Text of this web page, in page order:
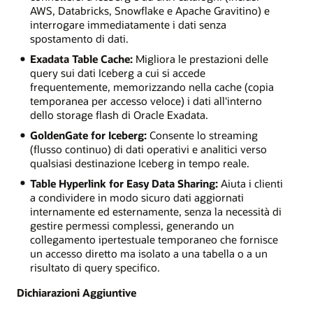
AWS, Databricks, Snowflake e Apache Gravitino) e
interrogare immediatamente i dati senza
spostamento di dati.
Exadata Table Cache:Migliora le prestazioni delle
query sui dati Iceberg a cui si accede
frequentemente, memorizzando nella cache (copia
temporanea per accesso veloce) i dati all'interno
dello storage flash di Oracle Exadata.
GoldenGate for Iceberg:Consente lo streaming
(flusso continuo) di dati operativi e analitici verso
qualsiasi destinazione Iceberg in tempo reale.
Table Hyperlink for Easy Data Sharing:Aiuta i clienti
a condividere in modo sicuro dati aggiornati
internamente ed esternamente, senza la necessità di
gestire permessi complessi, generando un
collegamento ipertestuale temporaneo che fornisce
un accesso diretto ma isolato a una tabella o a un
risultato di query specifico.
Dichiarazioni Aggiuntive